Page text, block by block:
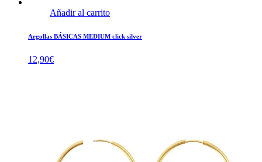
Añadir al carrito
Argollas BÁSICAS MEDIUM click silver
12,90€